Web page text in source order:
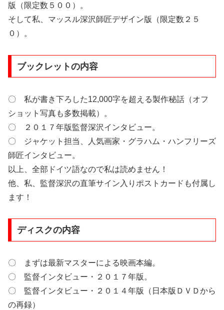
版（限定数５００）。
そして私、マッスル深沢師匠デザイン版（限定数２５
０）。
ブックレットの内容
〇 私が書き下ろした12,000字を超える製作秘話（オフ
ショット写真も多数掲載）。
〇 ２０１７年版監督深沢インタビュー。
〇 ジャケット担当、人気画家・グラハム・ハンフリーズ
師匠インタビュー。
以上、全部ドイツ語なので私は読めません！
他、私、監督深沢の直筆サイン入りポストカードも付属し
ます！
ディスクの内容
〇 まずは最新マスターによる映画本編。
〇 監督インタビュー・２０１７年版。
〇 監督インタビュー・２０１４年版（日本版ＤＶＤから
の再録）